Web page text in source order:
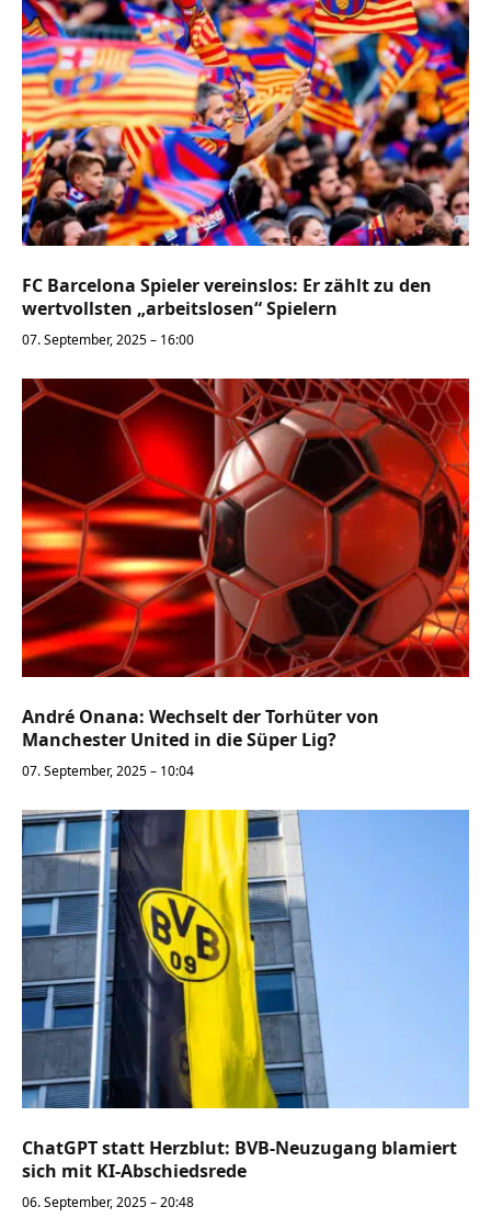
FC Barcelona Spieler vereinslos: Er zählt zu den
wertvollsten „arbeitslosen“ Spielern
07. September, 2025 – 16:00
André Onana: Wechselt der Torhüter von
Manchester United in die Süper Lig?
07. September, 2025 – 10:04
ChatGPT statt Herzblut: BVB-Neuzugang blamiert
sich mit KI-Abschiedsrede
06. September, 2025 – 20:48